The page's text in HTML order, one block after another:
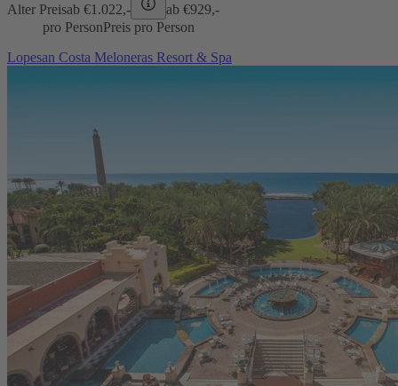
Alter Preisab €1.022,- ab €929,-
pro PersonPreis pro Person
Lopesan Costa Meloneras Resort & Spa